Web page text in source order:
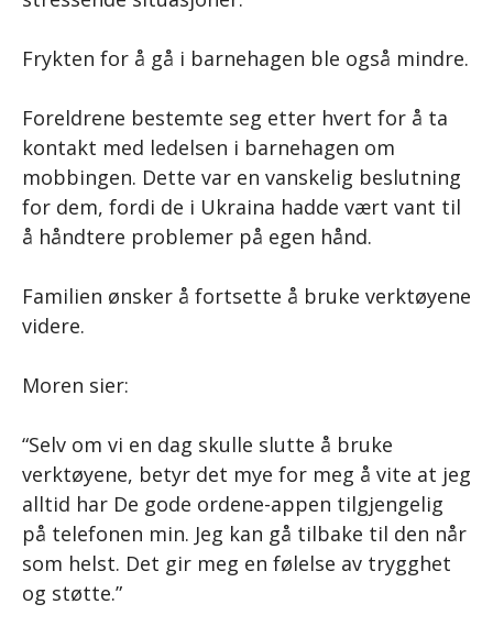
Frykten for å gå i barnehagen ble også mindre.
Foreldrene bestemte seg etter hvert for å ta
kontakt med ledelsen i barnehagen om
mobbingen. Dette var en vanskelig beslutning
for dem, fordi de i Ukraina hadde vært vant til
å håndtere problemer på egen hånd.
Familien ønsker å fortsette å bruke verktøyene
videre.
Moren sier:
“Selv om vi en dag skulle slutte å bruke
verktøyene, betyr det mye for meg å vite at jeg
alltid har De gode ordene-appen tilgjengelig
på telefonen min. Jeg kan gå tilbake til den når
som helst. Det gir meg en følelse av trygghet
og støtte.”